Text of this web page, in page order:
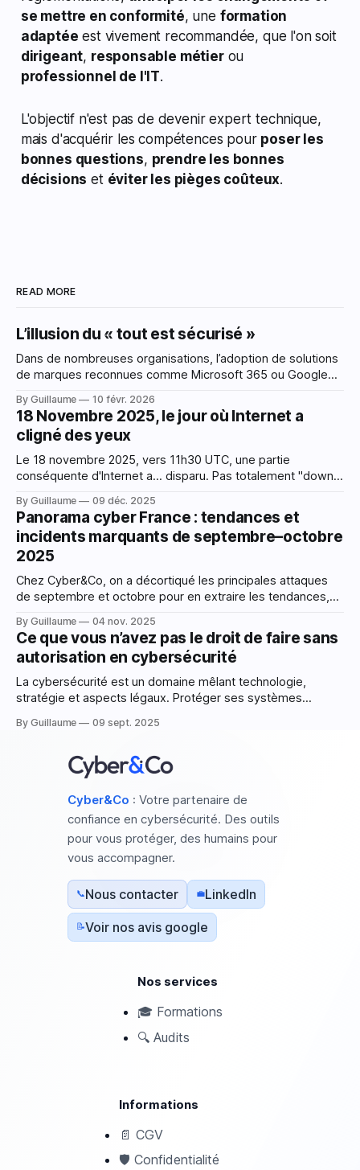
se mettre en conformité, une formation
adaptée est vivement recommandée, que l'on soit
dirigeant, responsable métierou
professionnel de l'IT.
L'objectif n'est pas de devenir expert technique,
mais d'acquérir les compétences pour poser les
bonnes questions, prendre les bonnes
décisions et éviter les pièges coûteux.
READ MORE
L’illusion du « tout est sécurisé »
Dans de nombreuses organisations, l’adoption de solutions
de marques reconnues comme Microsoft 365 ou Google
sécurité. L’argument est rarement formulé explicitement,
mais il est bien présent : « Ces outils sont utilisés partout,
donc ils sont sûrs ». Microsoft et Google sont
By Guillaume 10 févr. 2026
18 Novembre 2025, le jour où Internet a
cligné des yeux
Le 18 novembre 2025, vers 11h30 UTC, une partie
conséquente d'Internet a... disparu. Pas totalement "down"
inaccessible pour des millions d'utilisateurs. X (ex-Twitter),
ChatGPT, Spotify, Discord, même Downdetector (l'ironie) :
tous affichaient la même
By Guillaume 09 déc. 2025
Panorama cyber France : tendances et
incidents marquants de septembre–octobre
2025
Chez Cyber&Co, on a décortiqué les principales attaques
de septembre et octobre pour en extraire les tendances,
CEO à l’admin système, puisse anticiper les prochaines
vagues et avoir une vue sur les tendances. Cette revue n’a
By Guillaume 04 nov. 2025
Ce que vous n’avez pas le droit de faire sans
autorisation en cybersécurité
La cybersécurité est un domaine mêlant technologie,
stratégie et aspects légaux. Protéger ses systèmes
obligation pour les individus et les organisations.
données ou exploiter des technologies comme
l'intelligence artificielle (IA) sans autorisation peut vite
By Guillaume 09 sept. 2025
Cyber&Co : Votre partenaire de
confiance en cybersécurité. Des outils
pour vous protéger, des humains pour
vous accompagner.
📞Nous contacter 💼LinkedIn
📝Voir nos avis google
Nos services
🎓 Formations
🔍 Audits
Informations
📄 CGV
🛡️ Confidentialité